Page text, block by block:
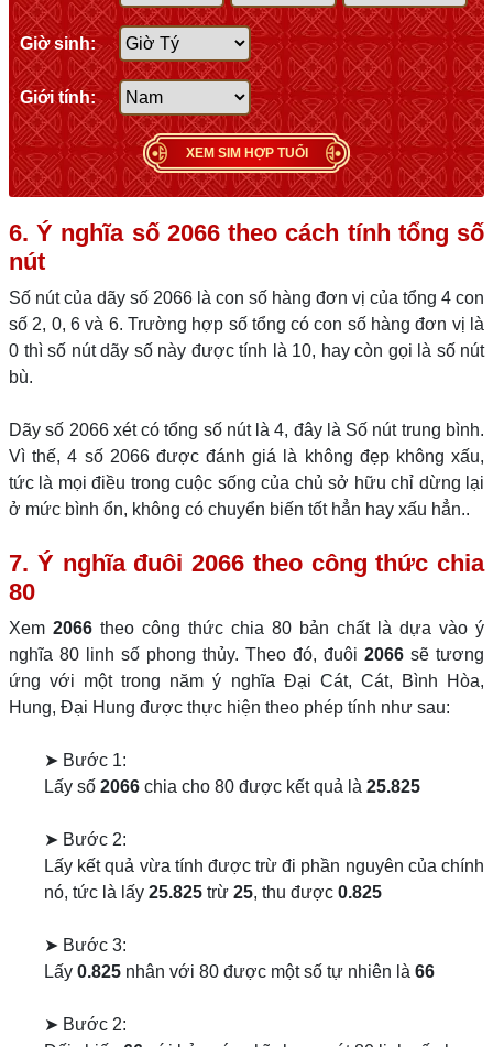
Giờ sinh:
Giới tính:
XEM SIM HỢP TUỔI
6. Ý nghĩa số 2066 theo cách tính tổng số
nút
Số nút của dãy số 2066 là con số hàng đơn vị của tổng 4 con
số 2, 0, 6 và 6. Trường hợp số tổng có con số hàng đơn vị là
0 thì số nút dãy số này được tính là 10, hay còn gọi là số nút
bù.
Dãy số 2066 xét có tổng số nút là 4, đây là Số nút trung bình.
Vì thế, 4 số 2066 được đánh giá là không đẹp không xấu,
tức là mọi điều trong cuộc sống của chủ sở hữu chỉ dừng lại
ở mức bình ổn, không có chuyển biến tốt hẳn hay xấu hẳn..
7. Ý nghĩa đuôi 2066 theo công thức chia
80
Xem 2066 theo công thức chia 80 bản chất là dựa vào ý
nghĩa 80 linh số phong thủy. Theo đó, đuôi 2066 sẽ tương
ứng với một trong năm ý nghĩa Đại Cát, Cát, Bình Hòa,
Hung, Đại Hung được thực hiện theo phép tính như sau:
➤ Bước 1:
Lấy số 2066 chia cho 80 được kết quả là 25.825
➤ Bước 2:
Lấy kết quả vừa tính được trừ đi phần nguyên của chính
nó, tức là lấy 25.825 trừ 25, thu được 0.825
➤ Bước 3:
Lấy 0.825 nhân với 80 được một số tự nhiên là 66
➤ Bước 2: